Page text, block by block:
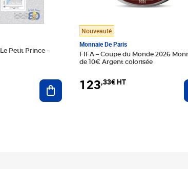
Petit Prince -
Ajouter au panier
Nouveauté
Monnaie De Paris
FIFA – Coupe du Monde 2026
de 10€ Argent colorisée
123,33€ HT